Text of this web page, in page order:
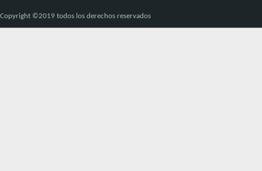
Copyright ©2019 todos los derechos reservados